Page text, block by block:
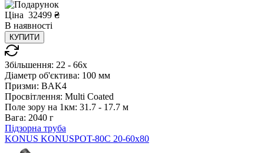
Ціна 32499 ₴
В наявності
КУПИТИ
Збільшення: 22 - 66x
Діаметр об'єктива: 100 мм
Призми: BAK4
Просвітлення: Multi Coated
Поле зору на 1км: 31.7 - 17.7 м
Вага: 2040 г
Підзорна труба
KONUS KONUSPOT-80C 20-60x80